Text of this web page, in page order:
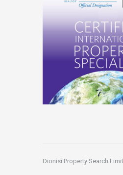
Dionisi Property Search